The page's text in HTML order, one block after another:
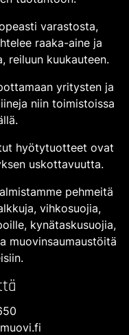
varastosta,
raaka-aine ja
reiluun kuukauteen.
yritysten ja
niin toimistoissa
hyötytuotteet ovat
uskottavuutta.
pehmeitä
vihkosuojia,
kynätaskusuojia,
muovinsaumaustöitä